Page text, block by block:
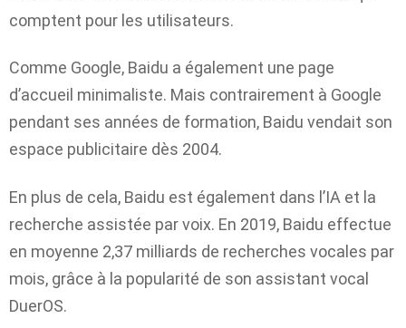
comptent pour les utilisateurs.
Comme Google, Baidu a également une page
d’accueil minimaliste. Mais contrairement à Google
pendant ses années de formation, Baidu vendait son
espace publicitaire dès 2004.
En plus de cela, Baidu est également dans l’IA et la
recherche assistée par voix. En 2019, Baidu effectue
en moyenne 2,37 milliards de recherches vocales par
mois, grâce à la popularité de son assistant vocal
DuerOS.